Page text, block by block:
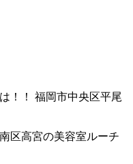
！！ 福岡市中央区平尾
区高宮の美容室ルーチ